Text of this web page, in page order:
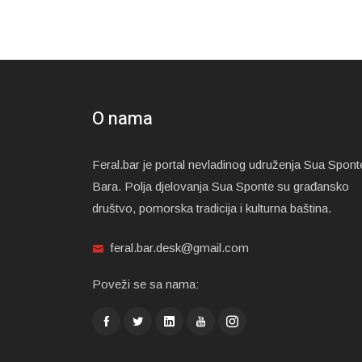
O nama
Feral.bar je portal nevladinog udruženja Sua
Bara. Polja djelovanja Sua Sponte su građansko
društvo, pomorska tradicija i kulturna baština.
feral.bar.desk@gmail.com
Poveži se sa nama: